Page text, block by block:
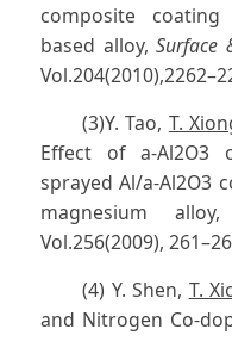
composite
based alloy,Surface
(3)Y. Tao, T.
Effect of a-
sprayed Al/a-Al2O3
magnesium
Vol.256(2009),
(4) Y. Shen, T.
and Nitrogen Co-